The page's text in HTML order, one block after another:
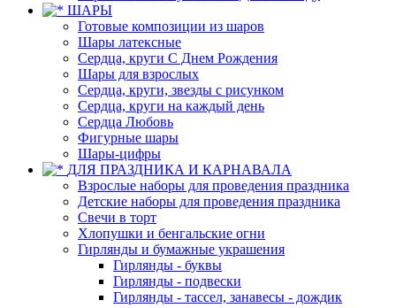
ШАРЫ
Готовые композиции из шаров
Шары латексные
Сердца, круги С Днем Рождения
Шары для взрослых
Сердца, круги, звезды с рисунком
Сердца, круги на каждый день
Сердца Любовь
Фигурные шары
Шары-цифры
ДЛЯ ПРАЗДНИКА И КАРНАВАЛА
Взрослые наборы для проведения праздника
Детские наборы для проведения праздника
Свечи в торт
Хлопушки и бенгальские огни
Гирлянды и бумажные украшения
Гирлянды - буквы
Гирлянды - подвески
Гирлянды - тассел, занавесы - дождик